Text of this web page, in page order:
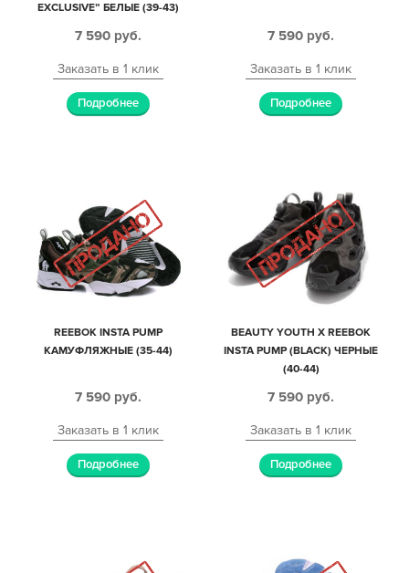
EXCLUSIVE” БЕЛЫЕ (39-43)
7 590 руб.
Заказать в 1 клик
Подробнее
7 590 руб.
Заказать в 1 клик
Подробнее
REEBOK INSTA PUMP
КАМУФЛЯЖНЫЕ (35-44)
7 590 руб.
Заказать в 1 клик
Подробнее
BEAUTY YOUTH X REEBOK
INSTA PUMP (BLACK) ЧЕРНЫЕ
(40-44)
7 590 руб.
Заказать в 1 клик
Подробнее